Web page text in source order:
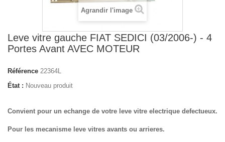
Agrandir l'image
Leve vitre gauche FIAT SEDICI (03/2006-) - 4
Portes Avant AVEC MOTEUR
Référence 22364L
État : Nouveau produit
Convient pour un echange de votre leve vitre electrique defectueux.
Pour les mecanisme leve vitres avants ou arrieres.